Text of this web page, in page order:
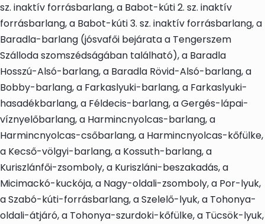
sz. inaktív forrásbarlang, a Babot-kúti 2. sz. inaktív
forrásbarlang, a Babot-kúti 3. sz. inaktív forrásbarlang, a
Baradla-barlang (jósvafői bejárata a Tengerszem
Szálloda szomszédságában található), a Baradla
Hosszú-Alsó-barlang, a Baradla Rövid-Alsó-barlang, a
Bobby-barlang, a Farkaslyuki-barlang, a Farkaslyuki-
hasadékbarlang, a Féldecis-barlang, a Gergés-lápai-
víznyelőbarlang, a Harmincnyolcas-barlang, a
Harmincnyolcas-csőbarlang, a Harmincnyolcas-kőfülke,
a Kecső-völgyi-barlang, a Kossuth-barlang, a
Kuriszlánfői-zsomboly, a Kuriszláni-beszakadás, a
Micimackó-kuckója, a Nagy-oldali-zsomboly, a Por-lyuk,
a Szabó-kúti-forrásbarlang, a Szelelő-lyuk, a Tohonya-
oldali-átjáró, a Tohonya-szurdoki-kőfülke, a Tücsök-lyuk,